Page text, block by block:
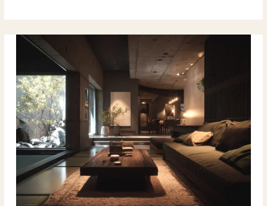
音・
左
官
プ
ロ
が
徹
解
説